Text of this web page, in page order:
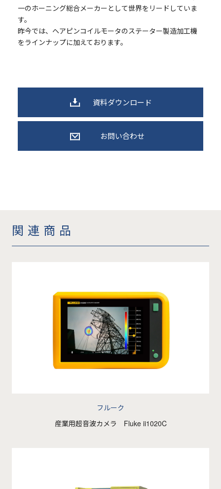
一のホーニング総合メーカーとして世界をリードしていま
す。
昨今では、ヘアピンコイルモータのステーター製造加工機
をラインナップに加えております。
資料ダウンロード
お問い合わせ
関連商品
フルーク
産業用超音波カメラ Fluke ii1020C